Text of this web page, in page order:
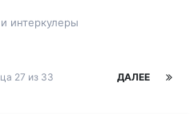
интеркулеры
ДАЛЕЕ
27 из 33